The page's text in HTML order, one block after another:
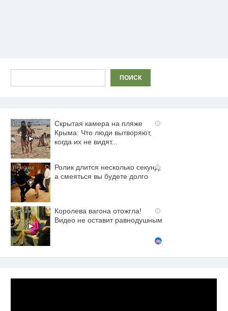
ПОИСК
i
Скрытая камера на пляже
Крыма: Что люди вытворяют,
когда их не видят...
i
Ролик длится несколько секунд,
а смеяться вы будете долго
i
Королева вагона отожгла!
Видео не оставит равнодушным